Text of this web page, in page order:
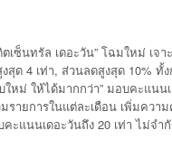
ตเซ็นทรัล เดอะวัน” โฉมใหม่
งสุด 4 เท่า, ส่วนลดสูงสุด 10%
หม่ ให้ได้มากกว่า” มอบคะแน
รายการในแต่ละเดือน เพิ่มคว
คะแนนเดอะวันถึง 20 เท่า ไม่จ